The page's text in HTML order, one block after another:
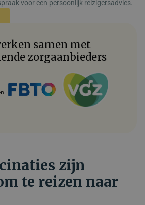
voor een persoonlijk reizigersadvies.
samen met
zorgaanbieders
zijn
te reizen naar